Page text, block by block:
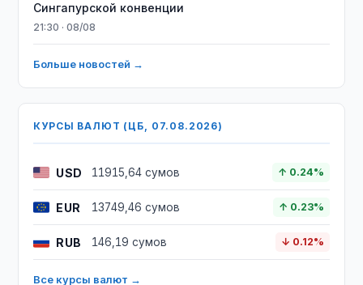
Сингапурской конвенции
21:30 · 08/08
Больше новостей →
КУРСЫ ВАЛЮТ (ЦБ, 07.08.2026)
USD 11915,64 сумов ↑ 0.24%
EUR 13749,46 сумов ↑ 0.23%
RUB 146,19 сумов ↓ 0.12%
Все курсы валют →